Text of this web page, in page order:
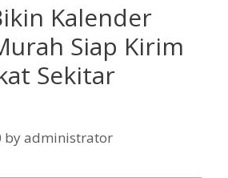
Kalender
Siap Kirim
Sekitar
byadministrator